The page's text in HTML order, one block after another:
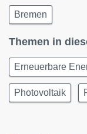
Bremen
Themen in
Erneuerbare
Photovoltaik